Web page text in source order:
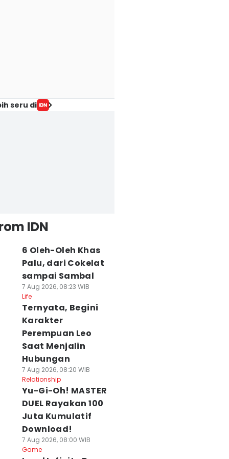
seru di
IDN
6 Oleh-Oleh Khas
Palu, dari Cokelat
sampai Sambal
7 Aug 2026, 08:23 WIB
Life
Ternyata, Begini
Karakter
Perempuan Leo
Saat Menjalin
Hubungan
7 Aug 2026, 08:20 WIB
Relationship
Yu-Gi-Oh! MASTER
DUEL Rayakan 100
Juta Kumulatif
Download!
7 Aug 2026, 08:00 WIB
Game